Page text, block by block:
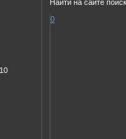
Найти на сайте
0